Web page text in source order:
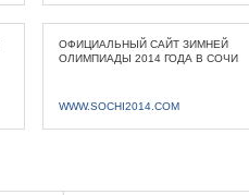
ОФИЦИАЛЬНЫЙ САЙТ ЗИМНЕЙ
ОЛИМПИАДЫ 2014 ГОДА В СОЧИ
WWW.SOCHI2014.COM